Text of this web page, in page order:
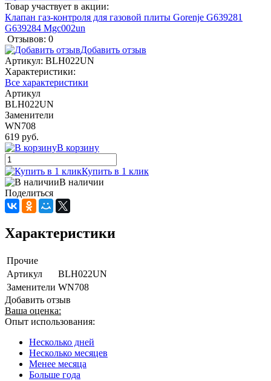
Товар участвует в акции:
Клапан газ-контроля для газовой плиты Gorenje G639281
G639284 Mgc002un
Отзывов: 0
Добавить отзыв
Артикул: BLH022UN
Характеристики:
Все характеристики
Артикул
BLH022UN
Заменители
WN708
619 руб.
В корзину
Купить в 1 клик
В наличии
Поделиться
Характеристики
Прочие
Артикул
BLH022UN
Заменители WN708
Добавить отзыв
Ваша оценка:
Опыт использования:
Несколько дней
Несколько месяцев
Менее месяца
Больше года